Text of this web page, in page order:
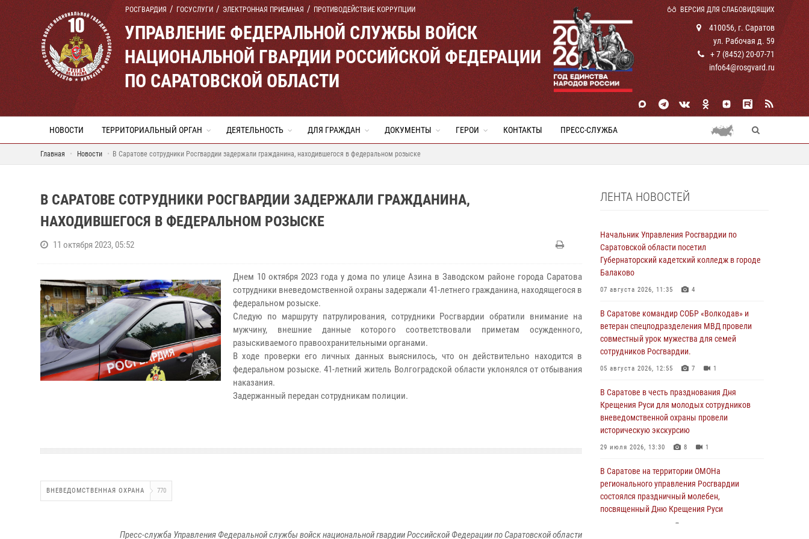
РОСГВАРДИЯ ГОСУСЛУГИ ЭЛЕКТРОННАЯ ПРИЕМНАЯ ПРОТИВОДЕЙСТВИЕ КОРРУПЦИИ ВЕРСИЯ ДЛЯ СЛАБОВИДЯЩИХ
УПРАВЛЕНИЕ ФЕДЕРАЛЬНОЙ СЛУЖБЫ ВОЙСК
НАЦИОНАЛЬНОЙ ГВАРДИИ РОССИЙСКОЙ ФЕДЕРАЦИИ
ПО САРАТОВСКОЙ ОБЛАСТИ
410056, г. Саратов
ул. Рабочая д. 59
+ 7 (8452) 20-07-71
info64@rosgvard.ru
НОВОСТИ ТЕРРИТОРИАЛЬНЫЙ ОРГАН ДЕЯТЕЛЬНОСТЬ ДЛЯ ГРАЖДАН ДОКУМЕНТЫ ГЕРОИ КОНТАКТЫ ПРЕСС-СЛУЖБА
Главная Новости В Саратове сотрудники Росгвардии задержали гражданина, находившегося в федеральном розыске
В САРАТОВЕ СОТРУДНИКИ РОСГВАРДИИ ЗАДЕРЖАЛИ ГРАЖДАНИНА,
НАХОДИВШЕГОСЯ В ФЕДЕРАЛЬНОМ РОЗЫСКЕ
11 октября 2023, 05:52
Днем 10 октября 2023 года у дома по улице Азина в Заводском районе города Саратова
сотрудники вневедомственной охраны задержали 41-летнего гражданина, находящегося в
федеральном розыске.
Следую по маршруту патрулирования, сотрудники Росгвардии обратили внимание на
мужчину, внешние данные которого соответствовали приметам осужденного,
разыскиваемого правоохранительными органами.
В ходе проверки его личных данных выяснилось, что он действительно находится в
федеральном розыске. 41-летний житель Волгоградской области уклонялся от отбывания
наказания.
Задержанный передан сотрудникам полиции.
ВНЕВЕДОМСТВЕННАЯ ОХРАНА 770
Пресс-служба Управления Федеральной службы войск национальной гвардии Российской Федерации по Саратовской области
ЛЕНТА НОВОСТЕЙ
Начальник Управления Росгвардии по
Саратовской области посетил
Губернаторский кадетский колледж в городе
Балаково
07 августа 2026, 11:35 4
В Саратове командир СОБР «Волкодав» и
ветеран спецподразделения МВД провели
совместный урок мужества для семей
сотрудников Росгвардии.
05 августа 2026, 12:55 7 1
В Саратове в честь празднования Дня
Крещения Руси для молодых сотрудников
вневедомственной охраны провели
историческую экскурсию
29 июля 2026, 13:30 8 1
В Саратове на территории ОМОНа
регионального управления Росгвардии
состоялся праздничный молебен,
посвященный Дню Крещения Руси